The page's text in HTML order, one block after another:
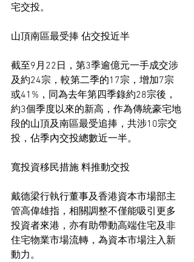
宅交投。
山頂南區最受捧 佔交投近半
截至9月22日，第3季逾億元一手成交涉
及約24宗，較第二季的17宗，增加7宗
或41%，同為去年第四季錄約28宗後，
約3個季度以來的新高，作為傳統豪宅地
段的山頂及南區最受追捧，共涉10宗交
投，佔季內交投總數近一半。
寬投資移民措施 料推動交投
戴德梁行執行董事及香港資本市場部主
管高偉雄指，相關調整不僅能吸引更多
投資者來港，亦有助帶動高端住宅及非
住宅物業市場流轉，為資本市場注入新
動力。